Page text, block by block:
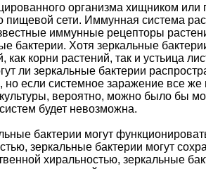
организма хищником
пищевой сети. Иммунная система
иммунные рецепторы
бактерии. Хотя зеркальные
как корни растений, так и устьица
ли зеркальные бактерии
но если системное заражение все
вероятно, можно было бы
будет невозможна.
бактерии могут
зеркальные бактерии могут
хиральностью, зеркальные